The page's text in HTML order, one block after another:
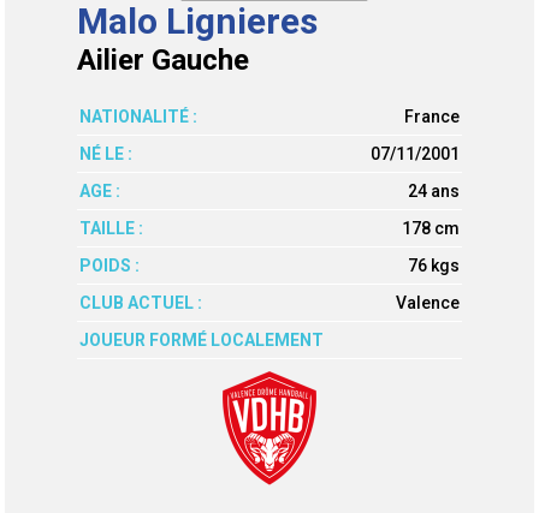
Malo Lignieres
Ailier Gauche
NATIONALITÉ :
France
NÉ LE :
07/11/2001
AGE :
24 ans
TAILLE :
178 cm
POIDS :
76 kgs
CLUB ACTUEL :
Valence
JOUEUR FORMÉ LOCALEMENT